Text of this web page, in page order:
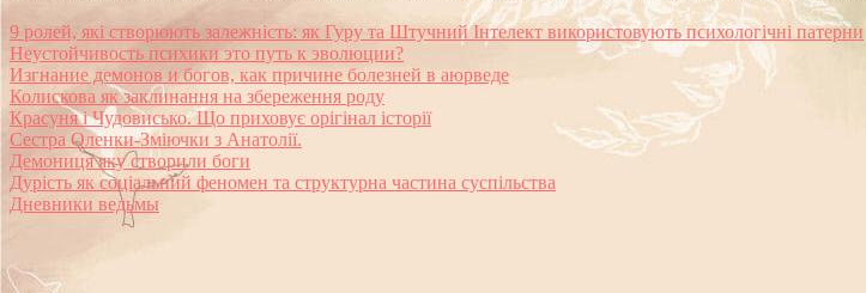
9 ролей, які створюють залежність: як Гуру та Штучний Інтелект використовують психологічні патерни
Неустойчивость психики это путь к эволюции?
Изгнание демонов и богов, как причине болезней в аюрведе
Колискова як заклинання на збереження роду
Красуня і Чудовисько. Що приховує орігінал історії
Сестра Оленки-Зміючки з Анатолії.
Демониця яку створили боги
Дурість як соціальний феномен та структурна частина суспільства
Дневники ведьмы